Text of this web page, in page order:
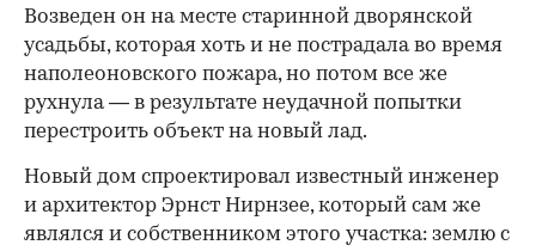
Возведен он на месте старинной дворянской
усадьбы, которая хоть и не пострадала во время
наполеоновского пожара, но потом все же
рухнула — в результате неудачной попытки
перестроить объект на новый лад.
Новый дом спроектировал известный инженер
и архитектор Эрнст Нирнзее, который сам же
являлся и собственником этого участка: землю с